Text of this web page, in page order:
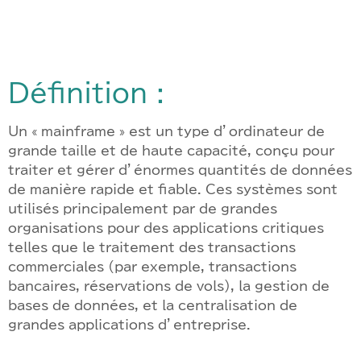
Définition :
Un « mainframe » est un type d’ordinateur de
grande taille et de haute capacité, conçu pour
traiter et gérer d’énormes quantités de données
de manière rapide et fiable. Ces systèmes sont
utilisés principalement par de grandes
organisations pour des applications critiques
telles que le traitement des transactions
commerciales (par exemple, transactions
bancaires, réservations de vols), la gestion de
bases de données, et la centralisation de
grandes applications d’entreprise.